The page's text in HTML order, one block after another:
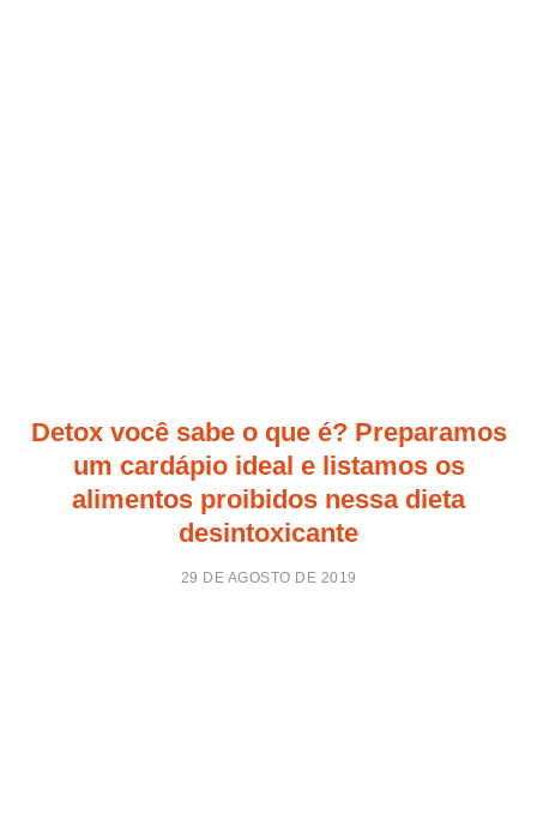
Detox você sabe o que é? Preparamos
um cardápio ideal e listamos os
alimentos proibidos nessa dieta
desintoxicante
29 DE AGOSTO DE 2019